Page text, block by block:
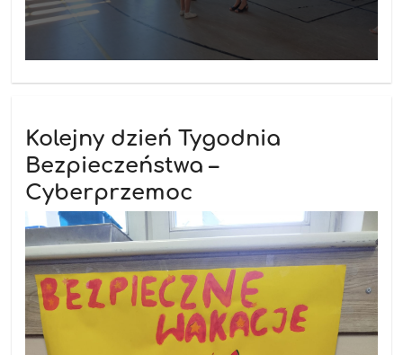
Kolejny dzień Tygodnia
Bezpieczeństwa –
Cyberprzemoc